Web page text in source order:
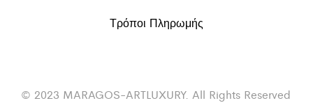
Τρόποι Πληρωμής
© 2023 MARAGOS-ARTLUXURY. All Rights Reserved